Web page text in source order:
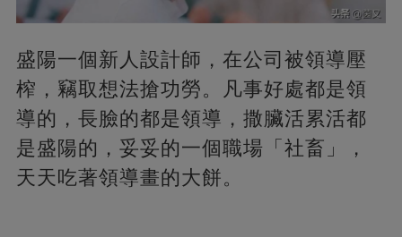
盛陽一個新人設計師，在公司被領導壓
榨，竊取想法搶功勞。凡事好處都是領
導的，長臉的都是領導，撒臟活累活都
是盛陽的，妥妥的一個職場「社畜」，
天天吃著領導畫的大餅。